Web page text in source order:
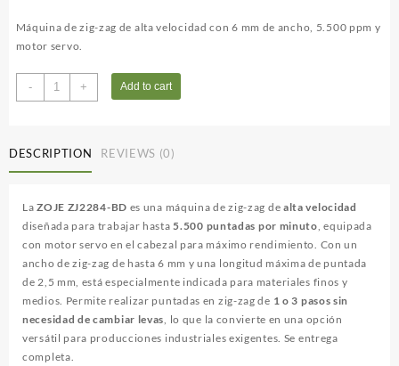
Máquina de zig-zag de alta velocidad con 6 mm de ancho, 5.500 ppm y
motor servo.
-
ZOJE
ZJ2284-
+ Add to cart
DESCRIPTION REVIEWS (0)
LaZOJE ZJ2284-BD es una máquina de zig-zag de alta velocidad
diseñada para trabajar hasta5.500 puntadas por minuto, equipada
con motor servo en el cabezal para máximo rendimiento. Con un
ancho de zig-zag de hasta 6 mm y una longitud máxima de puntada
de 2,5 mm, está especialmente indicada para materiales finos y
medios. Permite realizar puntadas en zig-zag de 1 o 3 pasos sin
necesidad de cambiar levas, lo que la convierte en una opción
versátil para producciones industriales exigentes. Se entrega
completa.